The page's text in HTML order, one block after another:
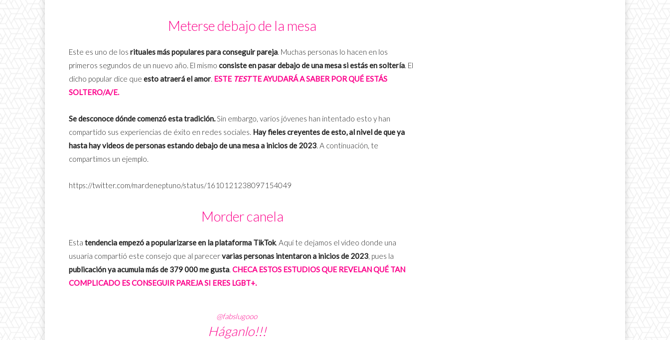
Meterse debajo de la mesa
Este es uno de los rituales más populares para conseguir pareja. Muchas personas lo hacen en los
primeros segundos de un nuevo año. El mismo consiste en pasar debajo de una mesa si estás en soltería. El
dicho popular dice que esto atraerá el amor. ESTE TESTTE AYUDARÁ A SABER POR QUÉ ESTÁS
SOLTERO/A/E.
Se desconoce dónde comenzó esta tradición.Sin embargo, varios jóvenes han intentado esto y han
compartido sus experiencias de éxito en redes sociales. Hay fieles creyentes de esto, al nivel de que ya
hasta hay videos de personas estando debajo de una mesa a inicios de 2023. A continuación, te
compartimos un ejemplo.
https://twitter.com/mardeneptuno/status/1610121238097154049
Morder canela
Esta tendencia empezó a popularizarse en la plataforma TikTok. Aquí te dejamos el video donde una
usuaria compartió este consejo que al parecervarias personas intentaron a inicios de 2023, pues la
publicación ya acumula más de 379 000 me gusta. CHECA ESTOS ESTUDIOS QUE REVELAN QUÉ TAN
COMPLICADO ES CONSEGUIR PAREJA SI ERES LGBT+.
@fabslugooo
Háganlo!!!